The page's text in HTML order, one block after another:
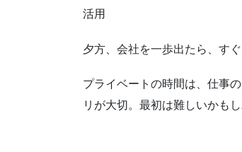
活用
夕方、会社を一歩出たら、す
プライベートの時間は、仕事
リが大切。最初は難しいかも